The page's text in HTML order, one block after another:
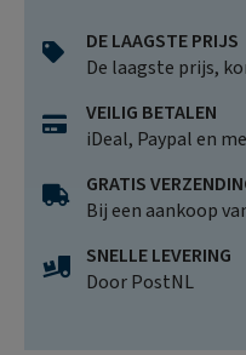
DE LAAGSTE PRIJS
De laagste prijs,
VEILIG BETALEN
iDeal, Paypal en
GRATIS
Bij een aankoop
SNELLE LEVERING
Door PostNL